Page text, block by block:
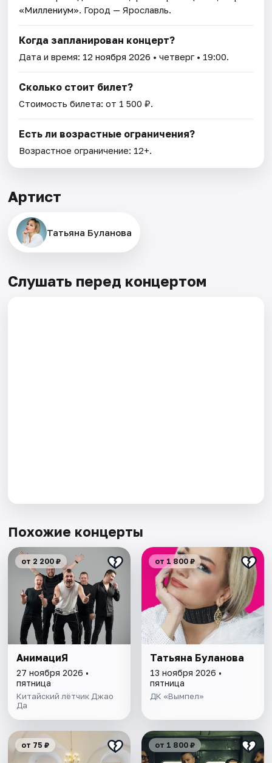
«Миллениум». Город — Ярославль.
Когда запланирован концерт?
Дата и время: 12 ноября 2026 • четверг • 19:00.
Сколько стоит билет?
Стоимость билета: от 1 500 ₽.
Есть ли возрастные ограничения?
Возрастное ограничение: 12+.
Артист
Татьяна Буланова
Слушать перед концертом
Похожие концерты
от 2 200 ₽
АнимациЯ
27 ноября 2026 •
пятница
Китайский лётчик Джао
Да
от 1 800 ₽
Татьяна Буланова
13 ноября 2026 •
пятница
ДК «Вымпел»
от 75 ₽ от 1 800 ₽